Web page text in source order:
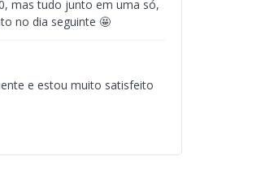
mas tudo junto em uma só,
no dia seguinte 🤩
e estou muito satisfeito